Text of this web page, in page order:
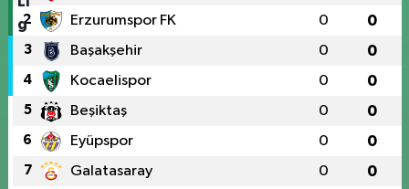
2 Erzurumspor FK 0 0
3 Başakşehir 0 0
4 Kocaelispor 0 0
5 Beşiktaş 0 0
6 Eyüpspor 0 0
7 Galatasaray 0 0